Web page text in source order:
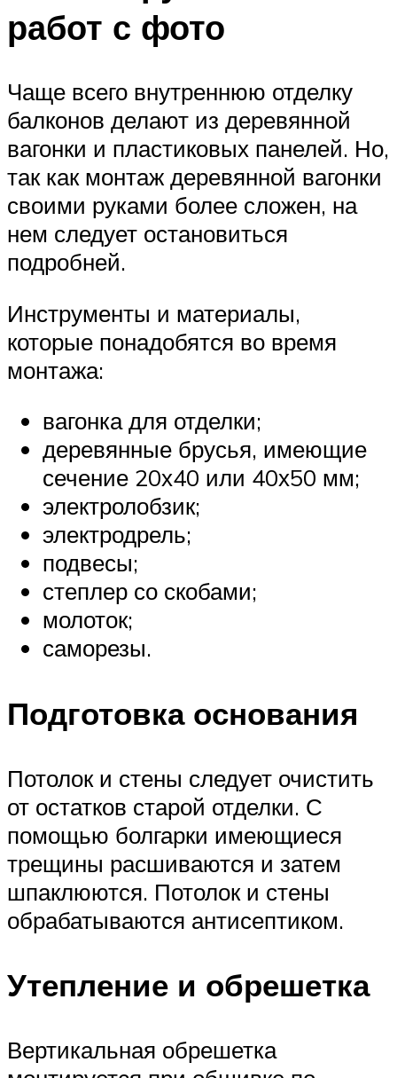
работ с фото
Чаще всего внутреннюю отделку
балконов делают из деревянной
вагонки и пластиковых панелей. Но,
так как монтаж деревянной вагонки
своими руками более сложен, на
нем следует остановиться
подробней.
Инструменты и материалы,
которые понадобятся во время
монтажа:
вагонка для отделки;
деревянные брусья, имеющие
сечение 20х40 или 40х50 мм;
электролобзик;
электродрель;
подвесы;
степлер со скобами;
молоток;
саморезы.
Подготовка основания
Потолок и стены следует очистить
от остатков старой отделки. С
помощью болгарки имеющиеся
трещины расшиваются и затем
шпаклюются. Потолок и стены
обрабатываются антисептиком.
Утепление и обрешетка
Вертикальная обрешетка